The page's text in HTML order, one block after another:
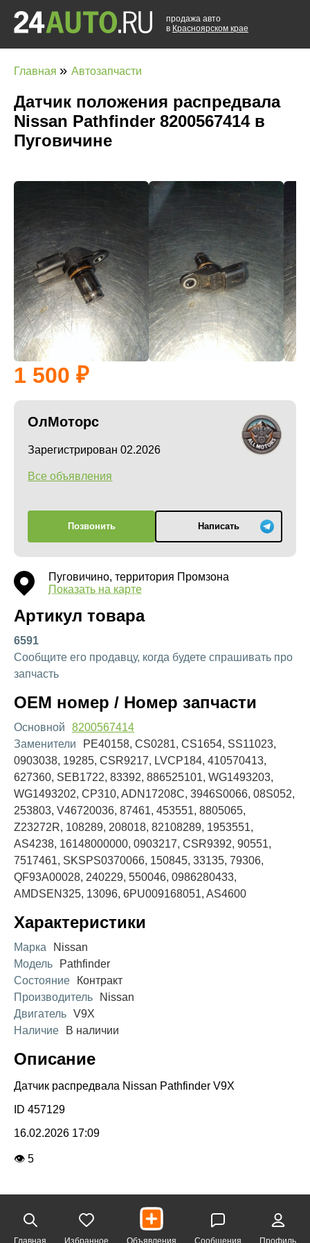
продажа авто
в Красноярском крае
Главная » Автозапчасти
Датчик положения распредвала
Nissan Pathfinder 8200567414 в
Пуговичине
1 500
ОлМоторс
Зарегистрирован 02.2026
Все объявления
Позвонить Написать
Пуговичино, территория Промзона
Показать на карте
Артикул товара
6591
Сообщите его продавцу, когда будете спрашивать про
запчасть
OEM номер / Номер запчасти
Основной
8200567414
Заменители
PE40158, CS0281, CS1654, SS11023,
0903038, 19285, CSR9217, LVCP184, 410570413,
627360, SEB1722, 83392, 886525101, WG1493203,
WG1493202, CP310, ADN17208C, 3946S0066, 08S052,
253803, V46720036, 87461, 453551, 8805065,
Z23272R, 108289, 208018, 82108289, 1953551,
AS4238, 16148000000, 0903217, CSR9392, 90551,
7517461, SKSPS0370066, 150845, 33135, 79306,
QF93A00028, 240229, 550046, 0986280433,
AMDSEN325, 13096, 6PU009168051, AS4600
Характеристики
Марка
Nissan
Модель
Pathfinder
Состояние
Контракт
Производитель
Nissan
Двигатель V9X
Наличие
В наличии
Описание
Датчик распредвала Nissan Pathfinder V9X
ID 457129
16.02.2026 17:09
👁 5
Главная Избранное Объявления Сообщения Профиль